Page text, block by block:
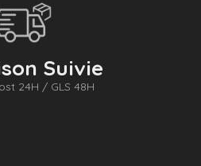
Suivie
24H / GLS 48H